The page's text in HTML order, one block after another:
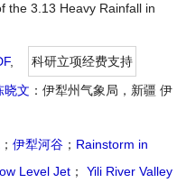
the 3.13 Heavy Rainfall in
,
科研立项经费支持
晓文 ：伊犁州气象局，新疆 伊
； 伊犁河谷 ； Rainstorm in
Level Jet ； Yili River Valley